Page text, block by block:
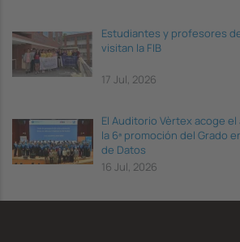
Estudiantes y profesores
visitan la FIB
17 Jul, 2026
El Auditorio Vèrtex acoge
la 6ª promoción del Grado
de Datos
16 Jul, 2026